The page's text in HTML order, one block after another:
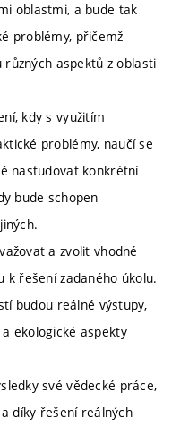
oblastmi, a bude tak
problémy, přičemž
aspektů z oblasti
kdy s využitím
problémy, naučí se
nastudovat konkrétní
bude schopen
a zvolit vhodné
k řešení zadaného úkolu.
budou reálné výstupy,
ekologické aspekty
své vědecké práce,
díky řešení reálných